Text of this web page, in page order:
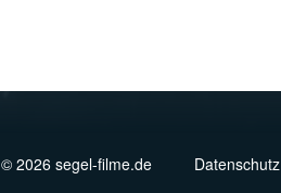
© 2026 segel-filme.de Datenschutz